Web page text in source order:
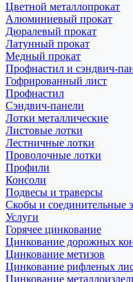
Цветной металлопрокат
Алюминиевый прокат
Дюралевый прокат
Латунный прокат
Медный прокат
Профнастил и сэндвич-
Гофрированный лист
Профнастил
Сэндвич-панели
Лотки металлические
Листовые лотки
Лестничные лотки
Проволочные лотки
Профили
Консоли
Подвесы и траверсы
Скобы и соединительные
Услуги
Горячее цинкование
Цинкование дорожных
Цинкование метизов
Цинкование рифленых
Цинкование